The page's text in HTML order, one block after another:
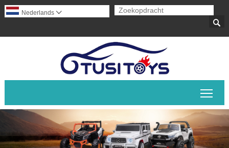

Nederlands 